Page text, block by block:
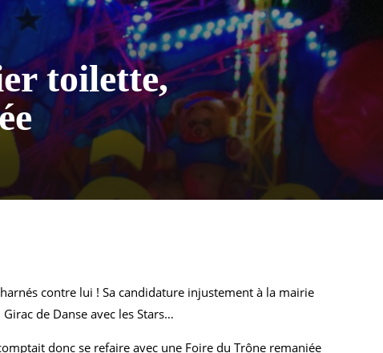
toilette,
contre lui ! Sa candidature injustement à la mairie
de Danse avec les Stars…
donc se refaire avec une Foire du Trône remaniée